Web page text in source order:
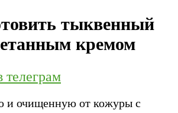
тыквенный
кремом
телеграм
и очищенную от кожуры с